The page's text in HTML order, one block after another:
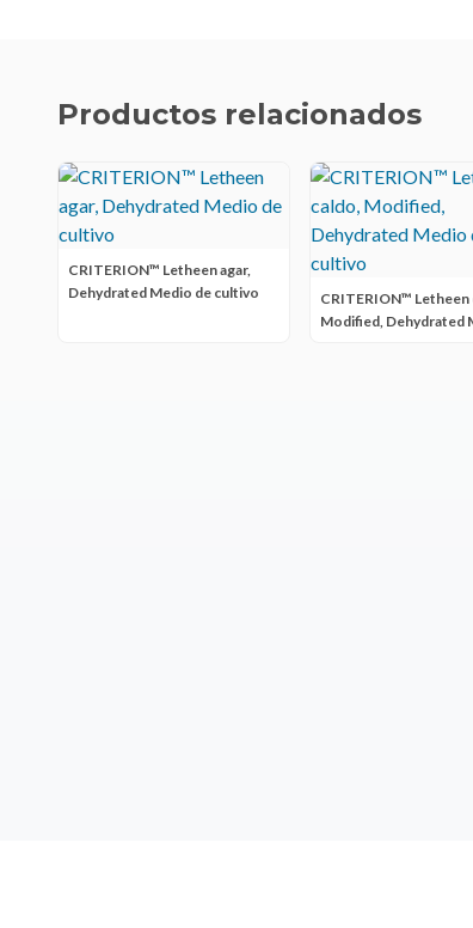
Productos relacionados
CRITERION™ Letheen agar,
Dehydrated Medio de cultivo
CRITERION™ Letheen
Modified, Dehydrated